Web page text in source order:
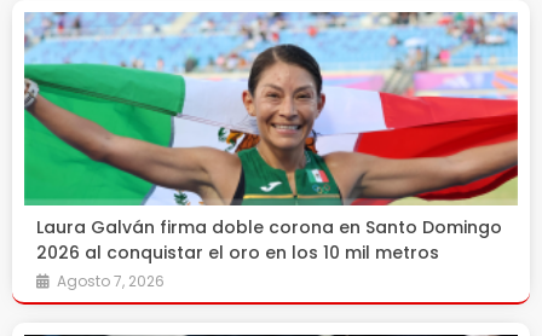
Laura Galván firma doble corona en Santo Domingo
2026 al conquistar el oro en los 10 mil metros
Agosto 7, 2026